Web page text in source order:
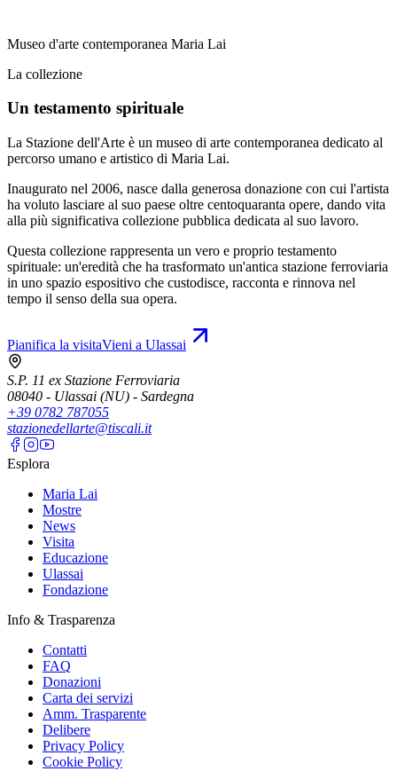
Museo d'arte contemporanea Maria Lai
La collezione
Un testamento spirituale
La Stazione dell'Arte è un museo di arte contemporanea dedicato al
percorso umano e artistico di Maria Lai.
Inaugurato nel 2006, nasce dalla generosa donazione con cui l'artista
ha voluto lasciare al suo paese oltre centoquaranta opere, dando vita
alla più significativa collezione pubblica dedicata al suo lavoro.
Questa collezione rappresenta un vero e proprio testamento
spirituale: un'eredità che ha trasformato un'antica stazione ferroviaria
in uno spazio espositivo che custodisce, racconta e rinnova nel
tempo il senso della sua opera.
Pianifica la visitaVieni a Ulassai
S.P. 11 ex Stazione Ferroviaria
08040 - Ulassai (NU) - Sardegna
+39 0782 787055
stazionedellarte@tiscali.it
Esplora
Maria Lai
Mostre
News
Visita
Educazione
Ulassai
Fondazione
Info & Trasparenza
Contatti
FAQ
Donazioni
Carta dei servizi
Amm. Trasparente
Delibere
Privacy Policy
Cookie Policy